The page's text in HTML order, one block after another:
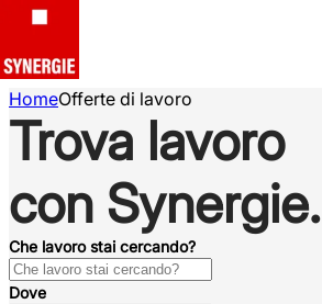
HomeOfferte di lavoro
Trova lavoro
con Synergie.
Che lavoro stai cercando?
Dove